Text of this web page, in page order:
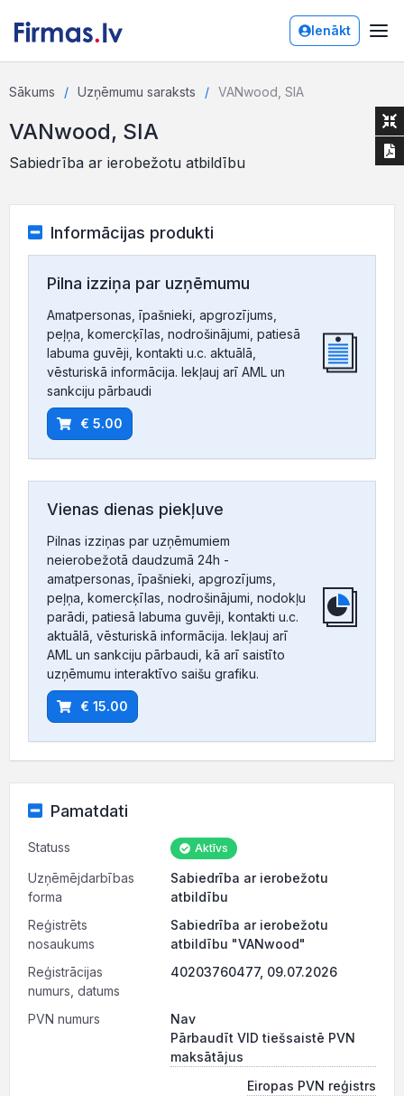
Ienākt
Sākums Uzņēmumu saraksts VANwood, SIA
VANwood, SIA
Sabiedrība ar ierobežotu atbildību
Informācijas produkti
Pilna izziņa par uzņēmumu
Amatpersonas, īpašnieki, apgrozījums,
peļņa, komercķīlas, nodrošinājumi, patiesā
labuma guvēji, kontakti u.c. aktuālā,
vēsturiskā informācija. Iekļauj arī AML un
sankciju pārbaudi
€ 5.00
Vienas dienas piekļuve
Pilnas izziņas par uzņēmumiem
neierobežotā daudzumā 24h -
amatpersonas, īpašnieki, apgrozījums,
peļņa, komercķīlas, nodrošinājumi, nodokļu
parādi, patiesā labuma guvēji, kontakti u.c.
aktuālā, vēsturiskā informācija. Iekļauj arī
AML un sankciju pārbaudi, kā arī saistīto
uzņēmumu interaktīvo saišu grafiku.
€ 15.00
Pamatdati
Statuss Aktīvs
Uzņēmējdarbības
forma
Sabiedrība ar ierobežotu
atbildību
Reģistrēts
nosaukums
Sabiedrība ar ierobežotu
atbildību "VANwood"
Reģistrācijas
numurs, datums
40203760477, 09.07.2026
PVN numurs
Nav
Pārbaudīt VID tiešsaistē PVN
maksātājus
Eiropas PVN reģistrs